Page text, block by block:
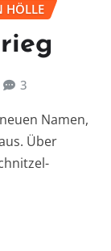
HÖLLE
3
Namen,
Über